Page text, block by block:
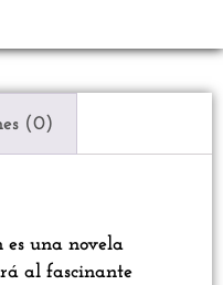
(0)
es una novela
al fascinante